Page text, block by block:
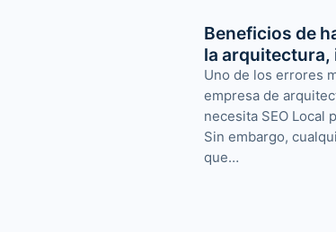
Beneficios de
la arquitectura,
Uno de los errores
empresa de
necesita SEO Local
Sin embargo,
que…